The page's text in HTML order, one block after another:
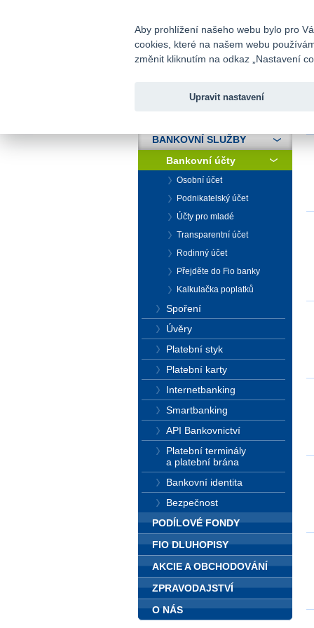
Fio banka
BANKOVNÍ SLUŽBY
Bankovní účty
Osobní účet
Podnikatelský účet
Účty pro mladé
Transparentní účet
Rodinný účet
Přejděte do Fio banky
Kalkulačka poplatků
Spoření
Úvěry
Platební styk
Platební karty
Internetbanking
Smartbanking
API Bankovnictví
Platební terminály
a platební brána
Bankovní identita
Bezpečnost
PODÍLOVÉ FONDY
FIO DLUHOPISY
AKCIE A OBCHODOVÁNÍ
ZPRAVODAJSTVÍ
O NÁS
Aby prohlížení našeho webu bylo pro
cookies, které na našem webu
změnit kliknutím na odkaz „Nastavení
Upravit nastavení